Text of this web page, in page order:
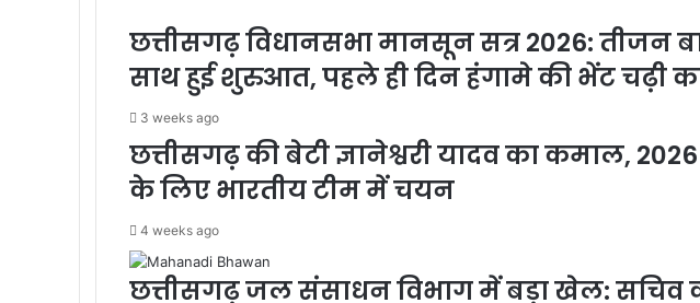
छत्तीसगढ़ विधानसभा मानसून सत्र 2026: तीजन
साथ हुई शुरुआत, पहले ही दिन हंगामे की भेंट चढ़ी
3 weeks ago
छत्तीसगढ़ की बेटी ज्ञानेश्वरी यादव का कमाल,
के लिए भारतीय टीम में चयन
4 weeks ago
छत्तीसगढ़ जल संसाधन विभाग में बड़ा खेल: सचिव